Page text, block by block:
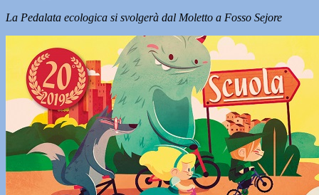
La Pedalata ecologica si svolgerà dal Moletto a Fosso Sejore